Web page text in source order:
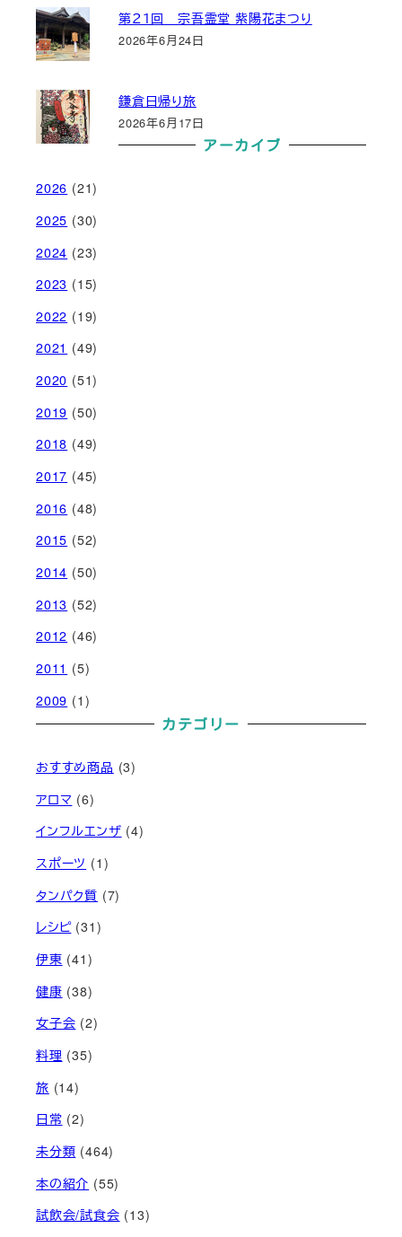
第２１回 宗吾霊堂 紫陽花まつり
2026年6月24日
鎌倉日帰り旅
2026年6月17日
アーカイブ
2026 (21)
2025 (30)
2024 (23)
2023 (15)
2022 (19)
2021 (49)
2020 (51)
2019 (50)
2018 (49)
2017 (45)
2016 (48)
2015 (52)
2014 (50)
2013 (52)
2012 (46)
2011 (5)
2009 (1)
カテゴリー
おすすめ商品 (3)
アロマ (6)
インフルエンザ (4)
スポーツ (1)
タンパク質 (7)
レシピ(31)
伊東 (41)
健康 (38)
女子会 (2)
料理 (35)
旅 (14)
日常 (2)
未分類 (464)
本の紹介 (55)
試飲会/試食会 (13)